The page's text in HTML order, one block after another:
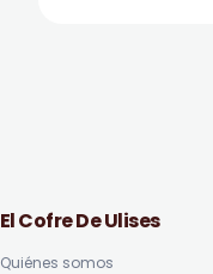
El Cofre De Ulises
Quiénes somos